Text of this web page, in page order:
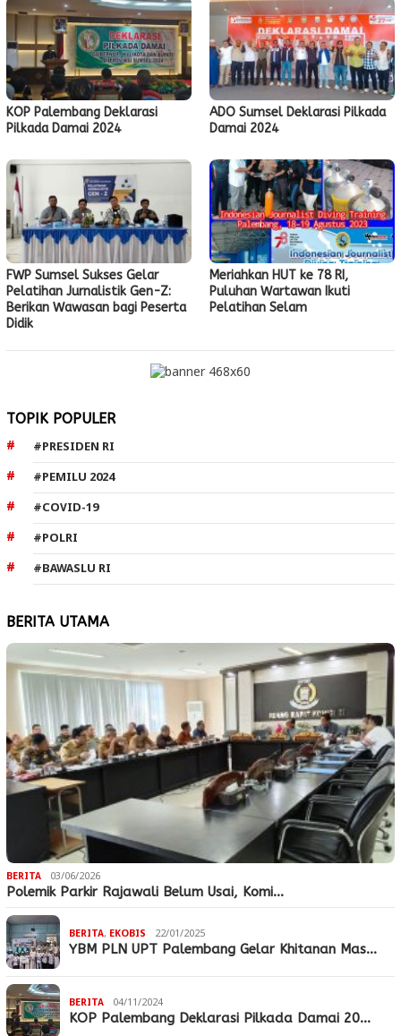
KOP Palembang Deklarasi
Pilkada Damai 2024
ADO Sumsel Deklarasi Pilkada
Damai 2024
FWP Sumsel Sukses Gelar
Pelatihan Jurnalistik Gen-Z:
Berikan Wawasan bagi Peserta
Didik
Meriahkan HUT ke 78 RI,
Puluhan Wartawan Ikuti
Pelatihan Selam
TOPIK POPULER
#PRESIDEN RI
#PEMILU 2024
#COVID-19
#POLRI
#BAWASLU RI
BERITA UTAMA
BERITA 03/06/2026
Polemik Parkir Rajawali Belum Usai, Komi…
BERITA, EKOBIS 22/01/2025
YBM PLN UPT Palembang Gelar Khitanan Mas…
BERITA 04/11/2024
KOP Palembang Deklarasi Pilkada Damai 20…